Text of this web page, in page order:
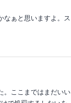
なぁと思いますよ。ス
。ここまではまだいい